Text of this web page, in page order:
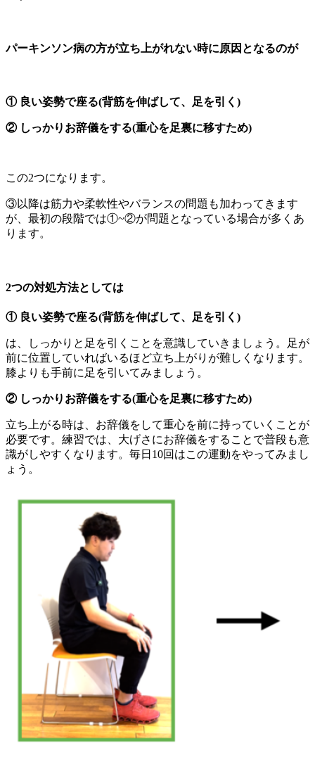
パーキンソン病の方が立ち上がれない時に原因となるのが
① 良い姿勢で座る(背筋を伸ばして、足を引く)
② しっかりお辞儀をする(重心を足裏に移すため)
この2つになります。
③以降は筋力や柔軟性やバランスの問題も加わってきます
が、最初の段階では①~②が問題となっている場合が多くあ
ります。
2つの対処方法としては
① 良い姿勢で座る(背筋を伸ばして、足を引く)
は、しっかりと足を引くことを意識していきましょう。足が
前に位置していればいるほど立ち上がりが難しくなります。
膝よりも手前に足を引いてみましょう。
② しっかりお辞儀をする(重心を足裏に移すため)
立ち上がる時は、お辞儀をして重心を前に持っていくことが
必要です。練習では、大げさにお辞儀をすることで普段も意
識がしやすくなります。毎日10回はこの運動をやってみまし
ょう。